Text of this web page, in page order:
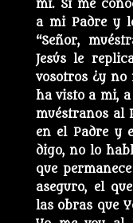
mi. Si me
a mi Padre y
“Señor,
Jesús le
vosotros ¿y no
ha visto a mi, a
muéstranos al
en el Padre y
digo, no lo
que
aseguro, el
las obras que